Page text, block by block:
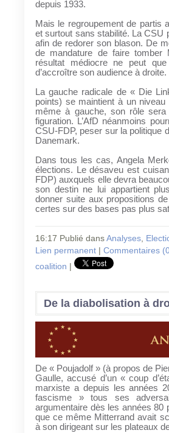
depuis 1933.
Mais le regroupement de partis
et surtout sans stabilité. La CSU
afin de redorer son blason. De
de mandature de faire tomber
résultat médiocre ne peut
d’accroître son audience à droite.
La gauche radicale de « Die
points) se maintient à un
même à gauche, son rôle
figuration. L’AfD néanmoins
CSU-FDP, peser sur la politique
Danemark.
Dans tous les cas, Angela
élections. Le désaveu est
FDP) auxquels elle devra
son destin ne lui appartient
donner suite aux propositions
certes sur des bases pas plus
16:17 Publié dans Analyses,
Lien permanent
Commentaires
coalition
De la diabolisation à
De « Poujadolf » (à propos de
Gaulle, accusé d’un « coup
marxiste a depuis les années
fascisme » tous ses
argumentaire dès les années 80
que ce même Mitterrand avait
à son dirigeant sur les plateaux